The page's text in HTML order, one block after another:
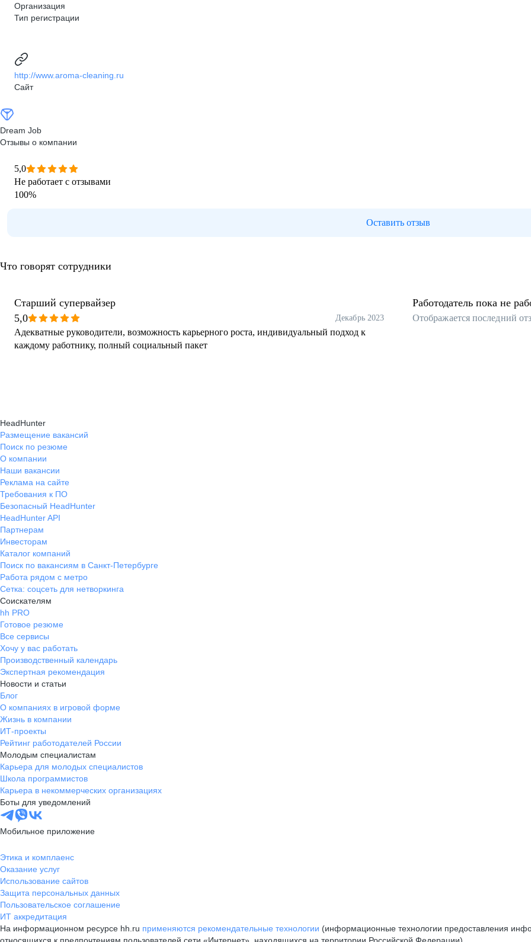
Организация
Тип регистрации
http://www.aroma-cleaning.ru
Сайт
Dream Job
Отзывы о компании
5,0
Не работает с отзывами
100%
Оставить отзыв
Что говорят сотрудники
Старший супервайзер
5,0
Декабрь 2023
Адекватные руководители, возможность карьерного роста, индивидуальный подход к
каждому работнику, полный социальный пакет
Работодатель пока не
Отображается последний
HeadHunter
Размещение вакансий
Поиск по резюме
О компании
Наши вакансии
Реклама на сайте
Требования к ПО
Безопасный HeadHunter
HeadHunter API
Партнерам
Инвесторам
Каталог компаний
Поиск по вакансиям в Санкт-Петербурге
Работа рядом с метро
Сетка: соцсеть для нетворкинга
Соискателям
hh PRO
Готовое резюме
Все сервисы
Хочу у вас работать
Производственный календарь
Экспертная рекомендация
Новости и статьи
Блог
О компаниях в игровой форме
Жизнь в компании
ИТ-проекты
Рейтинг работодателей России
Молодым специалистам
Карьера для молодых специалистов
Школа программистов
Карьера в некоммерческих организациях
Боты для уведомлений
Мобильное приложение
Этика и комплаенс
Оказание услуг
Использование сайтов
Защита персональных данных
Пользовательское соглашение
ИТ аккредитация
На информационном ресурсе hh.ru применяются рекомендательные технологии (информационные технологии предоставления